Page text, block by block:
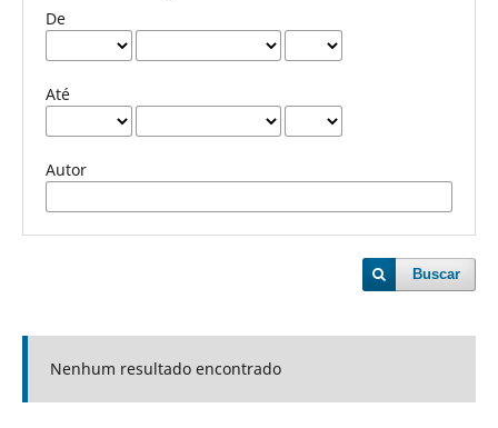
De
Até
Autor
Buscar
Nenhum resultado encontrado